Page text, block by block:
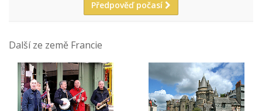
Předpověď počasí
Další ze země Francie